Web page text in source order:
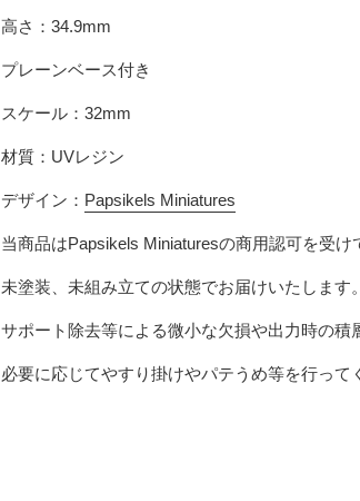
高さ：34.9mm
プレーンベース付き
スケール：32mm
材質：UVレジン
デザイン： Papsikels Miniatures
当商品はPapsikels Miniaturesの商用認可を受け
未塗装、未組み立ての状態でお届けいたします。
サポート除去等による微小な欠損や出力時の積
必要に応じてやすり掛けやパテうめ等を行って